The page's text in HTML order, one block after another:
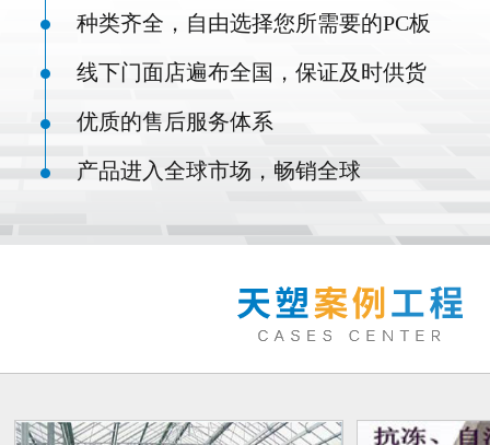
种类齐全，自由选择您所需要的PC板
线下门面店遍布全国，保证及时供货
优质的售后服务体系
产品进入全球市场，畅销全球